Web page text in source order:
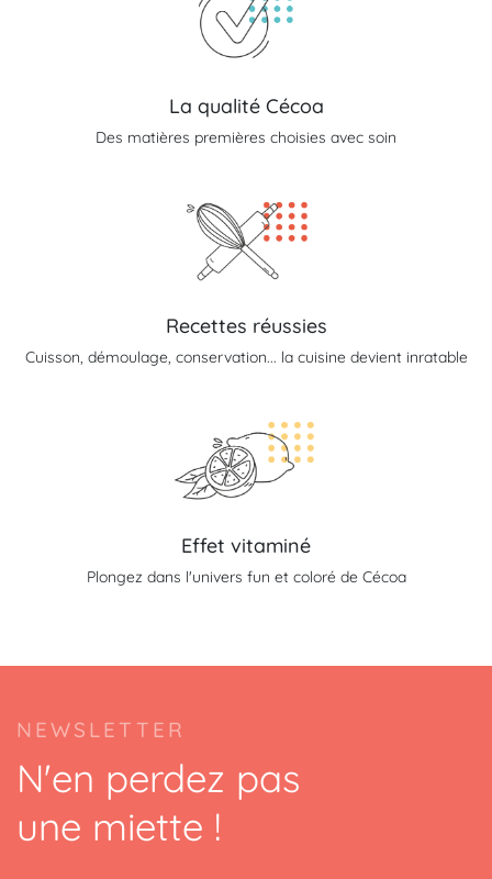
La qualité Cécoa
Des matières premières choisies avec soin
Recettes réussies
Cuisson, démoulage, conservation... la cuisine devient inratable
Effet vitaminé
Plongez dans l'univers fun et coloré de Cécoa
NEWSLETTER
N'en perdez pas
une miette !